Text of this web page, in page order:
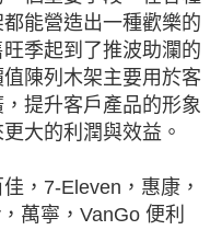
能營造出一種歡樂的
季起到了推波助瀾的
陳列木架主要用於客
提升客戶產品的形象
大的利潤與效益。
，7-Eleven，惠康，
萬寧，VanGo 便利